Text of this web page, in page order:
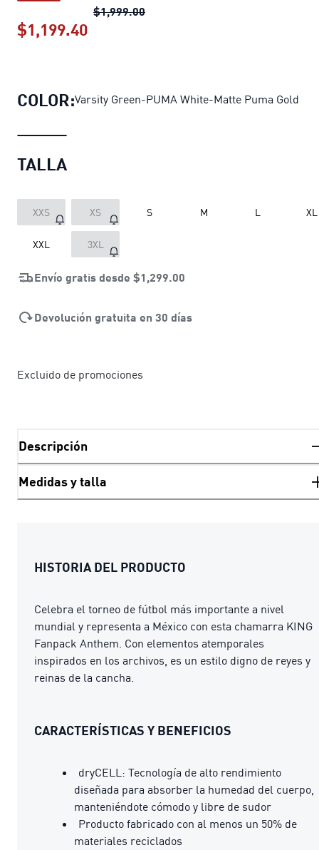
$1,999.00Chamarra KING Fanpack
$1,199.40
COLOR:Varsity Green-PUMA White-Matte Puma Gold
TALLA
XXS XS S M L XL
XXL 3XL
Envío gratis desde $1,299.00
Devolución gratuita en 30 días
Excluido de promociones
Descripción
Medidas y talla
HISTORIA DEL PRODUCTO
Celebra el torneo de fútbol más importante a nivel
mundial y representa a México con esta chamarra KING
Fanpack Anthem. Con elementos atemporales
inspirados en los archivos, es un estilo digno de reyes y
reinas de la cancha.
CARACTERÍSTICAS Y BENEFICIOS
dryCELL: Tecnología de alto rendimiento
diseñada para absorber la humedad del cuerpo,
manteniéndote cómodo y libre de sudor
Producto fabricado con al menos un 50% de
materiales reciclados